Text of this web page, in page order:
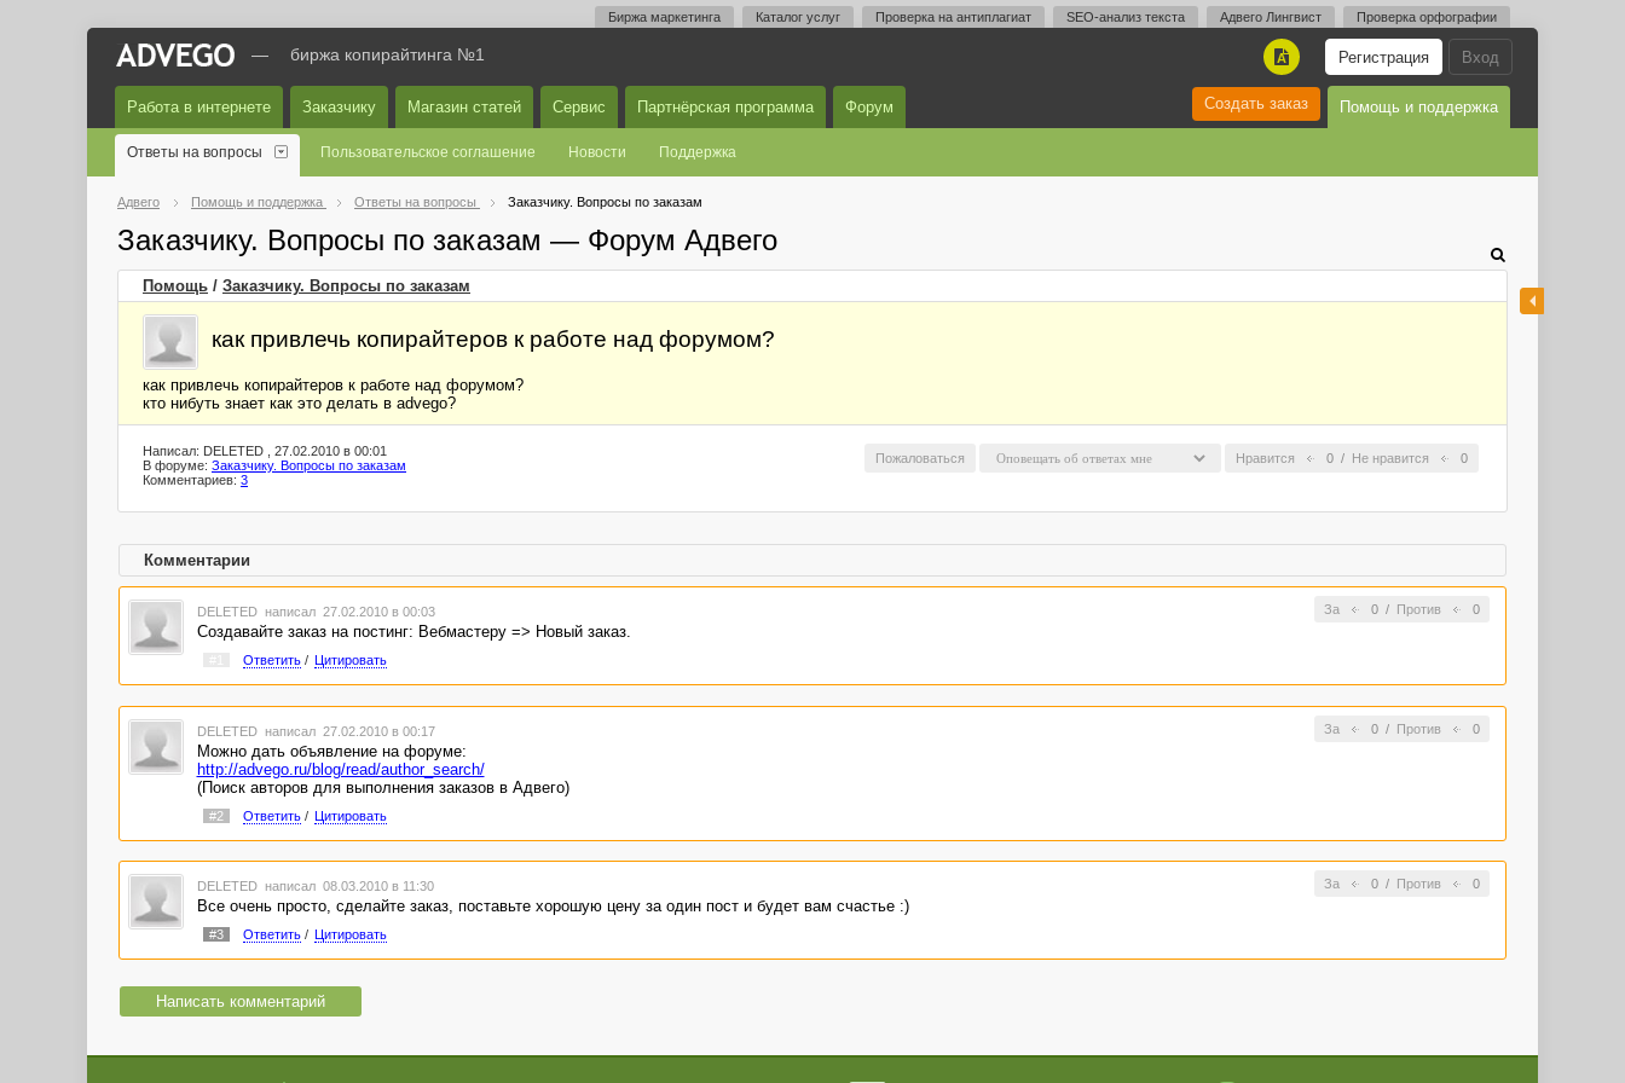
Биржа маркетинга Каталог услуг Проверка на антиплагиат SEO-анализ текста Адвего Лингвист Проверка орфографии
Вход
Регистрация
A
— биржа копирайтинга №1
Работа в интернете Заказчику Магазин статей Сервис Партнёрская программа Форум Помощь и поддержка
Создать заказ
Ответы на вопросы Пользовательское соглашение Новости Поддержка
Адвего Помощь и поддержка Ответы на вопросы Заказчику. Вопросы по заказам
Заказчику. Вопросы по заказам — Форум Адвего
Помощь / Заказчику. Вопросы по заказам
как привлечь копирайтеров к работе над форумом?
как привлечь копирайтеров к работе над форумом?
кто нибуть знает как это делать в advego?
Нравится 0 / Не нравится 0
Пожаловаться
Написал: DELETED , 27.02.2010 в 00:01
В форуме: Заказчику. Вопросы по заказам
Комментариев: 3
Комментарии
За 0/ Против 0
DELETED написал 27.02.2010 в 00:03
Создавайте заказ на постинг: Вебмастеру => Новый заказ.
Ответить/ Цитировать
За 0/ Против 0
DELETED написал 27.02.2010 в 00:17
Можно дать объявление на форуме:
http://advego.ru/blog/read/author_search/
(Поиск авторов для выполнения заказов в Адвего)
#2 Ответить/ Цитировать
За 0/ Против 0
DELETED написал 08.03.2010 в 11:30
Все очень просто, сделайте заказ, поставьте хорошую цену за один пост и будет вам счастье :)
#3 Ответить/ Цитировать
Написать комментарий